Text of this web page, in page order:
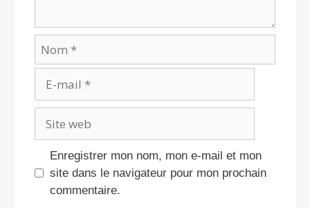
Nom
Enregistrer mon nom, mon e-mail et mon
site dans le navigateur pour mon prochain
commentaire.